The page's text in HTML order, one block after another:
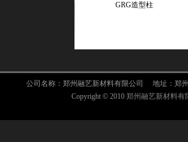
GRG造型柱
公司名称：郑州融艺新材料有限公司 地址：郑
Copyright © 2010 郑州融艺新材料有